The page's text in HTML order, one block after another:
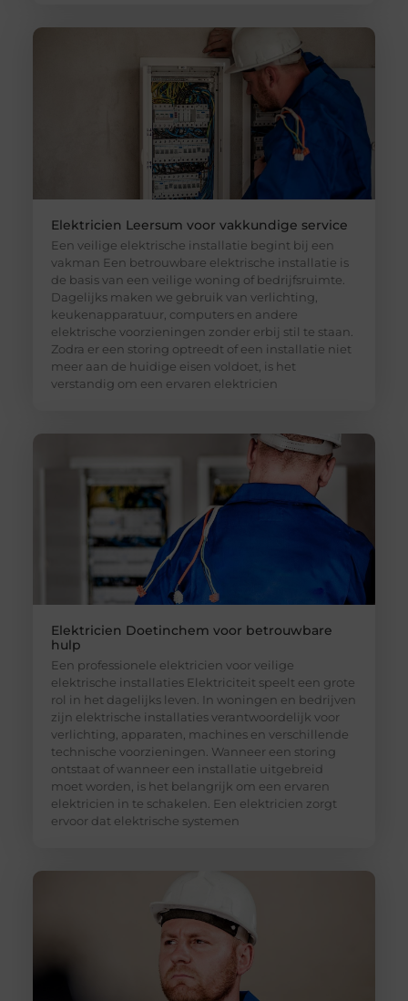
Elektricien Leersum voor vakkundige service
Een veilige elektrische installatie begint bij een
vakman Een betrouwbare elektrische installatie is
de basis van een veilige woning of bedrijfsruimte.
Dagelijks maken we gebruik van verlichting,
keukenapparatuur, computers en andere
elektrische voorzieningen zonder erbij stil te staan.
Zodra er een storing optreedt of een installatie niet
meer aan de huidige eisen voldoet, is het
verstandig om een ervaren elektricien
Elektricien Doetinchem voor betrouwbare
hulp
Een professionele elektricien voor veilige
elektrische installaties Elektriciteit speelt een grote
rol in het dagelijks leven. In woningen en bedrijven
zijn elektrische installaties verantwoordelijk voor
verlichting, apparaten, machines en verschillende
technische voorzieningen. Wanneer een storing
ontstaat of wanneer een installatie uitgebreid
moet worden, is het belangrijk om een ervaren
elektricien in te schakelen. Een elektricien zorgt
ervoor dat elektrische systemen